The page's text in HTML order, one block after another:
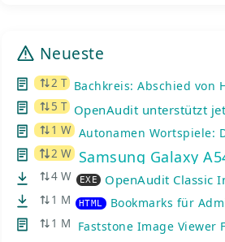
Neueste
2 T Bachkreis: Abschied von
5 T OpenAudit unterstützt
1 W Autonamen Wortspiele:
2 W Samsung Galaxy
4 W EXE OpenAudit Classic
1 M HTML Bookmarks für
1 M Faststone Image Viewer